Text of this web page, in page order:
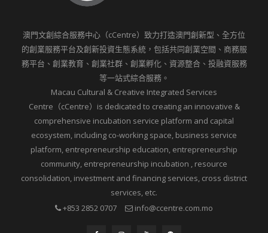
澳門文創綜合服務中心（cCentre）致力打造澳門創新型、全方位
的創業服務平台及創新投資生態系統，包括共同創業空間、商務服
務平台、創業教育、創業社群、創業孵化、資源整合、投融資服務
等一站式綜合服務。
Macau Cultural & Creative Integrated Services
Centre（cCentre）is dedicated to creating an innovative &
comprehensive incubation service platform and capital
ecosystem, including co-working space, business service
platform, entrepreneurship education, entrepreneurship
community, entrepreneurship incubation , resource
consolidation, investment and financing services, cross district
services, etc.
+853 2852 0707
info@ccentre.com.mo